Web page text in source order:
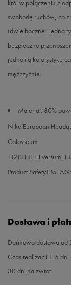
krój w połączeniu z
swobodę ruchów, co
(dwie boczne i jedna
bezpieczne
jednolitą kolorystykę
mężczyźnie.
Materiał: 80%
Nike European
Colosseum
11213 NL Hilversum,
Dostawa i
Darmowa dostawa od
Czas realizacji 1-5 dni
30 dni na zwrot